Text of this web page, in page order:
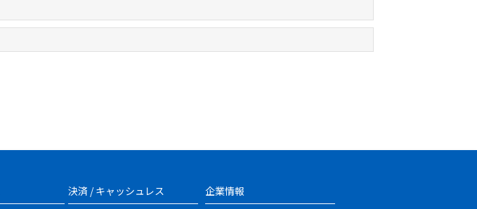
決済 / キャッシュレス 企業情報